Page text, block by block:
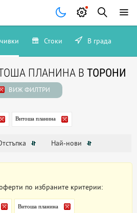
Стоки В града
ПЛАНИНА В ТОРОНИ
ВИЖ ФИЛТРИ
Витоша планина
Най-нови
по избраните критерии:
Витоша планина